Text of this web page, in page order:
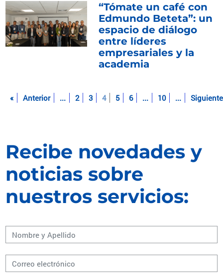
“Tómate un café con
Edmundo Beteta”: un
espacio de diálogo
entre líderes
empresariales y la
academia
« Anterior ... 2 3 4 5 6 ... 10 ... Siguiente
Recibe novedades y
noticias sobre
nuestros servicios: